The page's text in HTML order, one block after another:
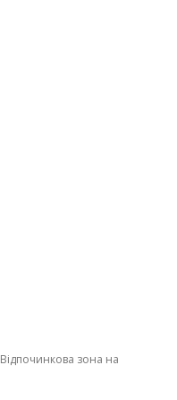
Відпочинкова зона на